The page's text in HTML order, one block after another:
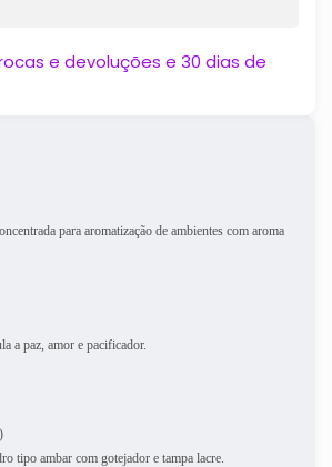
para aromatização de ambientes com aroma
a paz, amor e pacificador.
tipo ambar com gotejador e tampa lacre.
e devoluções e 30 dias de